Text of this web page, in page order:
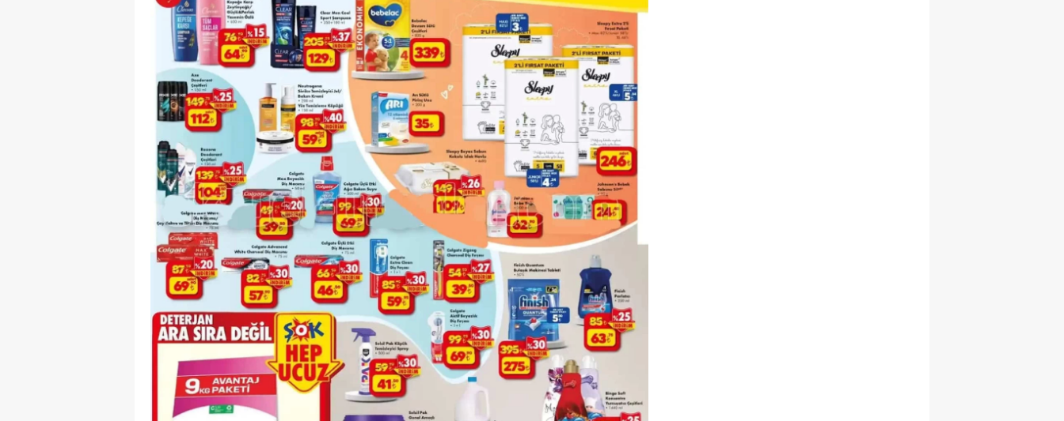
Eskişehir
Gaziantep
Giresun
Gümüşhane
Hakkari
Hatay
Isparta
Mersin
İstanbul
İzmir
Kars
Kastamonu
Kayseri